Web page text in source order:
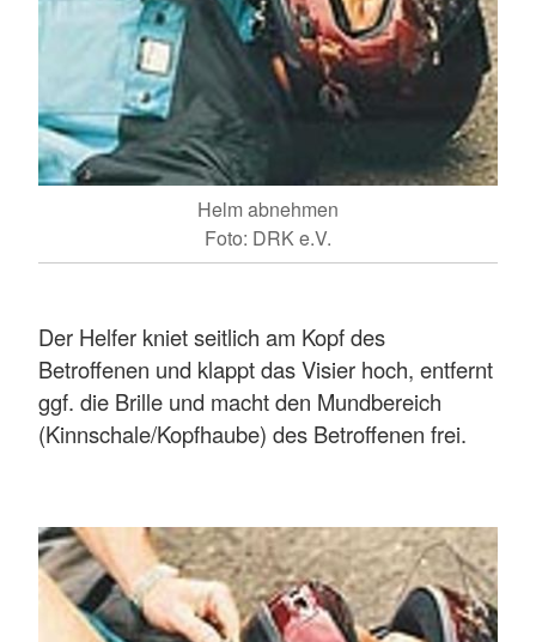
Helm abnehmen
Foto: DRK e.V.
Der Helfer kniet seitlich am Kopf des
Betroffenen und klappt das Visier hoch, entfernt
ggf. die Brille und macht den Mundbereich
(Kinnschale/Kopfhaube) des Betroffenen frei.